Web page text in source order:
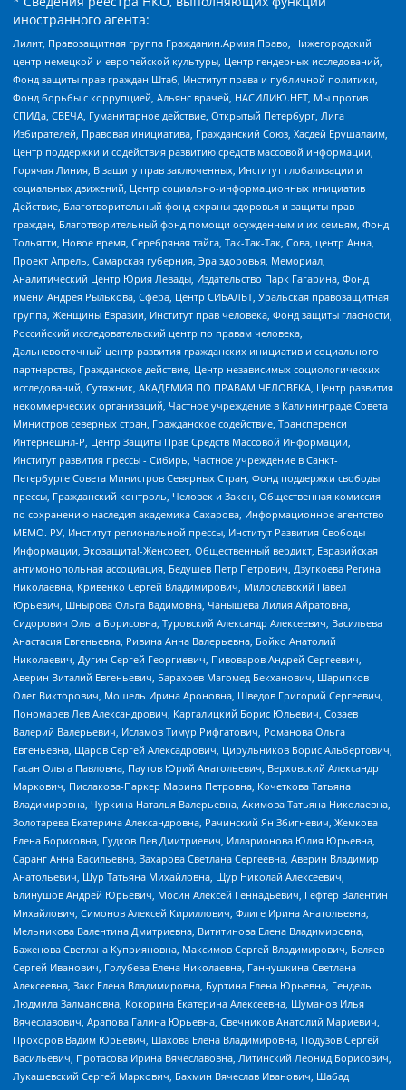
иностранного агента:
Лилит, Правозащитная группа Гражданин.Армия.Право, Нижегородский
центр немецкой и европейской культуры, Центр гендерных исследований,
Фонд защиты прав граждан Штаб, Институт права и публичной политики,
Фонд борьбы с коррупцией, Альянс врачей, НАСИЛИЮ.НЕТ, Мы против
СПИДа, СВЕЧА, Гуманитарное действие, Открытый Петербург, Лига
Избирателей, Правовая инициатива, Гражданский Союз, Хасдей Ерушалаим,
Центр поддержки и содействия развитию средств массовой информации,
Горячая Линия, В защиту прав заключенных, Институт глобализации и
социальных движений, Центр социально-информационных инициатив
Действие, Благотворительный фонд охраны здоровья и защиты прав
граждан, Благотворительный фонд помощи осужденным и их семьям, Фонд
Тольятти, Новое время, Серебряная тайга, Так-Так-Так, Сова, центр Анна,
Проект Апрель, Самарская губерния, Эра здоровья, Мемориал,
Аналитический Центр Юрия Левады, Издательство Парк Гагарина, Фонд
имени Андрея Рылькова, Сфера, Центр СИБАЛЬТ, Уральская правозащитная
группа, Женщины Евразии, Институт прав человека, Фонд защиты гласности,
Российский исследовательский центр по правам человека,
Дальневосточный центр развития гражданских инициатив и социального
партнерства, Гражданское действие, Центр независимых социологических
исследований, Сутяжник, АКАДЕМИЯ ПО ПРАВАМ ЧЕЛОВЕКА, Центр развития
некоммерческих организаций, Частное учреждение в Калининграде Совета
Министров северных стран, Гражданское содействие, Трансперенси
Интернешнл-Р, Центр Защиты Прав Средств Массовой Информации,
Институт развития прессы - Сибирь, Частное учреждение в Санкт-
Петербурге Совета Министров Северных Стран, Фонд поддержки свободы
прессы, Гражданский контроль, Человек и Закон, Общественная комиссия
по сохранению наследия академика Сахарова, Информационное агентство
МЕМО. РУ, Институт региональной прессы, Институт Развития Свободы
Информации, Экозащита!-Женсовет, Общественный вердикт, Евразийская
антимонопольная ассоциация, Бедушев Петр Петрович, Дзугкоева Регина
Николаевна, Кривенко Сергей Владимирович, Милославский Павел
Юрьевич, Шнырова Ольга Вадимовна, Чанышева Лилия Айратовна,
Сидорович Ольга Борисовна, Туровский Александр Алексеевич, Васильева
Анастасия Евгеньевна, Ривина Анна Валерьевна, Бойко Анатолий
Николаевич, Дугин Сергей Георгиевич, Пивоваров Андрей Сергеевич,
Аверин Виталий Евгеньевич, Барахоев Магомед Бекханович, Шарипков
Олег Викторович, Мошель Ирина Ароновна, Шведов Григорий Сергеевич,
Пономарев Лев Александрович, Каргалицкий Борис Юльевич, Созаев
Валерий Валерьевич, Исламов Тимур Рифгатович, Романова Ольга
Евгеньевна, Щаров Сергей Алексадрович, Цирульников Борис Альбертович,
Гасан Ольга Павловна, Паутов Юрий Анатольевич, Верховский Александр
Маркович, Пислакова-Паркер Марина Петровна, Кочеткова Татьяна
Владимировна, Чуркина Наталья Валерьевна, Акимова Татьяна Николаевна,
Золотарева Екатерина Александровна, Рачинский Ян Збигневич, Жемкова
Елена Борисовна, Гудков Лев Дмитриевич, Илларионова Юлия Юрьевна,
Саранг Анна Васильевна, Захарова Светлана Сергеевна, Аверин Владимир
Анатольевич, Щур Татьяна Михайловна, Щур Николай Алексеевич,
Блинушов Андрей Юрьевич, Мосин Алексей Геннадьевич, Гефтер Валентин
Михайлович, Симонов Алексей Кириллович, Флиге Ирина Анатольевна,
Мельникова Валентина Дмитриевна, Вититинова Елена Владимировна,
Баженова Светлана Куприяновна, Максимов Сергей Владимирович, Беляев
Сергей Иванович, Голубева Елена Николаевна, Ганнушкина Светлана
Алексеевна, Закс Елена Владимировна, Буртина Елена Юрьевна, Гендель
Людмила Залмановна, Кокорина Екатерина Алексеевна, Шуманов Илья
Вячеславович, Арапова Галина Юрьевна, Свечников Анатолий Мариевич,
Прохоров Вадим Юрьевич, Шахова Елена Владимировна, Подузов Сергей
Васильевич, Протасова Ирина Вячеславовна, Литинский Леонид Борисович,
Лукашевский Сергей Маркович, Бахмин Вячеслав Иванович, Шабад